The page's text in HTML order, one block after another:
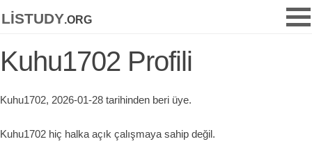
listudy.org
Kuhu1702 Profili
Kuhu1702, 2026-01-28 tarihinden beri üye.
Kuhu1702 hiç halka açık çalışmaya sahip değil.